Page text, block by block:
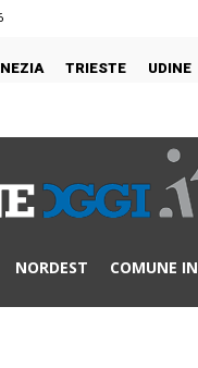
TRIESTE UDINE
NORDEST COMUNE